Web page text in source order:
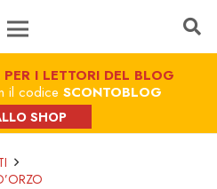
I LETTORI DEL BLOG
il codice SCONTOBLOG
SHOP